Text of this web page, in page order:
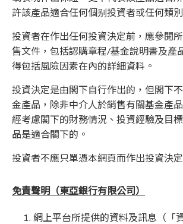
許該產品適合任何個别投資者或任何類
投資者在作出任何投資決定前，應參閱
售文件，包括認購章程/基金說明書及產
得包括風險因素在內的詳細資料。
投資決定是由閣下自行作出的，但閣下
金產品，除非中介人於銷售有關基金產
經考慮閣下的財務情況、投資經驗及目
品是適合閣下的。
投資者不應只單憑本網頁而作出投資決定
免責聲明（東亞銀行有限公司）
網上平台所提供的資料及訊息（「